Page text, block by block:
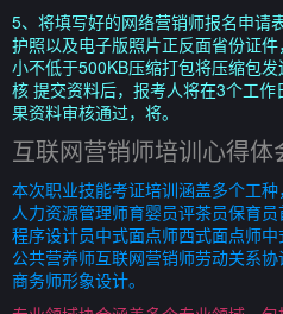
5、将填写好的网络营销师报名申请
护照以及电子版照片正反面省份证
小不低于500KB压缩打包将压缩包
核 提交资料后，报考人将在3个工
果资料审核通过，将。
互联网营销师培训心得体
本次职业技能考证培训涵盖多个工
人力资源管理师育婴员评茶员保育
程序设计员中式面点师西式面点师
公共营养师互联网营销师劳动关系
商务师形象设计。